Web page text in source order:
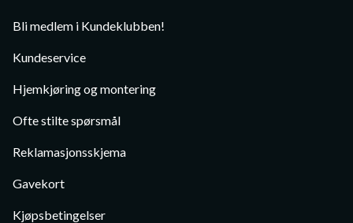
Bli medlem i Kundeklubben!
Kundeservice
Hjemkjøring og montering
Ofte stilte spørsmål
Reklamasjonsskjema
Gavekort
Kjøpsbetingelser